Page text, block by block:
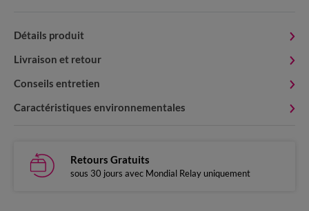
Détails produit
Livraison et retour
Conseils entretien
Caractéristiques environnementales
Retours Gratuits
sous 30 jours avec Mondial Relay uniquement